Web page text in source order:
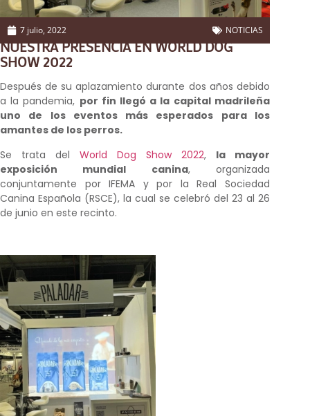
7 julio, 2022 NOTICIAS
NUESTRA PRESENCIA EN WORLD DOG
SHOW 2022
Después de su aplazamiento durante dos años debido
a la pandemia, por fin llegó a la capital madrileña
uno de los eventos más esperados para los
amantes de los perros.
Se trata del World Dog Show 2022, la mayor
exposición mundial canina, organizada
conjuntamente por IFEMA y por la Real Sociedad
Canina Española (RSCE), la cual se celebró del 23 al 26
de junio en este recinto.